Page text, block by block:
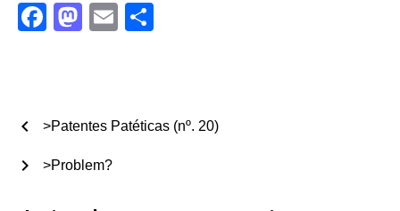
Facebook
Mastodon
Email
chevron_left >Patentes Patéticas (nº. 20)
>Problem?
chevron_right